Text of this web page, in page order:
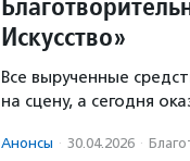
Искусство»
Все вырученные
на сцену, а сегодня
Анонсы · 30.04.2026 ·